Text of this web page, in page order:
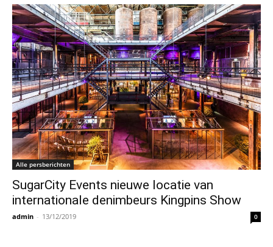
Alle persberichten
SugarCity Events nieuwe locatie van
internationale denimbeurs Kingpins Show
admin - 13/12/2019 0